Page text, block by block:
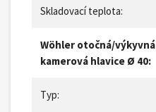
Skladovací teplota:
Wöhler otočná/výkyvná
kamerová hlavice Ø 40:
Typ: